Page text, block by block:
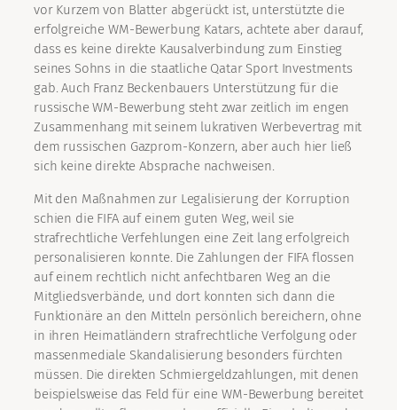
vor Kurzem von Blatter abgerückt ist, unterstützte die
erfolgreiche WM-Bewerbung Katars, achtete aber darauf,
dass es keine direkte Kausalverbindung zum Einstieg
seines Sohns in die staatliche Qatar Sport Investments
gab. Auch Franz Beckenbauers Unterstützung für die
russische WM-Bewerbung steht zwar zeitlich im engen
Zusammenhang mit seinem lukrativen Werbevertrag mit
dem russischen Gazprom-Konzern, aber auch hier ließ
sich keine direkte Absprache nachweisen.
Mit den Maßnahmen zur Legalisierung der Korruption
schien die FIFA auf einem guten Weg, weil sie
strafrechtliche Verfehlungen eine Zeit lang erfolgreich
personalisieren konnte. Die Zahlungen der FIFA flossen
auf einem rechtlich nicht anfechtbaren Weg an die
Mitgliedsverbände, und dort konnten sich dann die
Funktionäre an den Mitteln persönlich bereichern, ohne
in ihren Heimatländern strafrechtliche Verfolgung oder
massenmediale Skandalisierung besonders fürchten
müssen. Die direkten Schmiergeldzahlungen, mit denen
beispielsweise das Feld für eine WM-Bewerbung bereitet